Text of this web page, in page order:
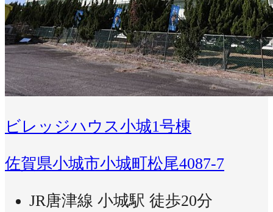
ビレッジハウス小城1号棟
佐賀県小城市小城町松尾4087-7
JR唐津線 小城駅 徒歩20分